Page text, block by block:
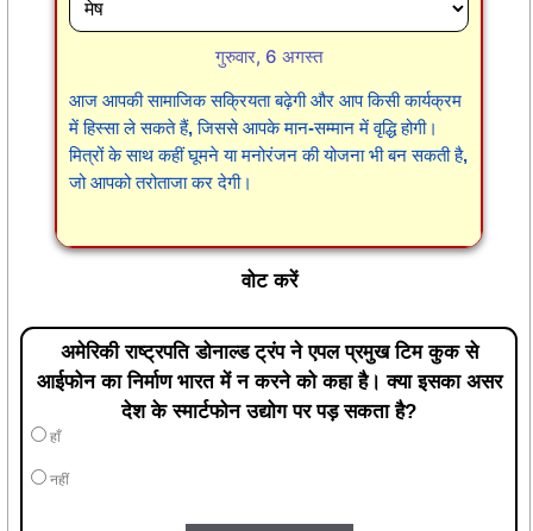
गुरुवार, 6 अगस्त
आज आपकी सामाजिक सक्रियता बढ़ेगी और आप किसी कार्यक्रम
में हिस्सा ले सकते हैं, जिससे आपके मान-सम्मान में वृद्धि होगी।
मित्रों के साथ कहीं घूमने या मनोरंजन की योजना भी बन सकती है,
जो आपको तरोताजा कर देगी।
वोट करें
अमेरिकी राष्ट्रपति डोनाल्ड ट्रंप ने एपल प्रमुख टिम कुक से
आईफोन का निर्माण भारत में न करने को कहा है। क्या इसका असर
देश के स्मार्टफोन उद्योग पर पड़ सकता है?
हाँ
नहीं